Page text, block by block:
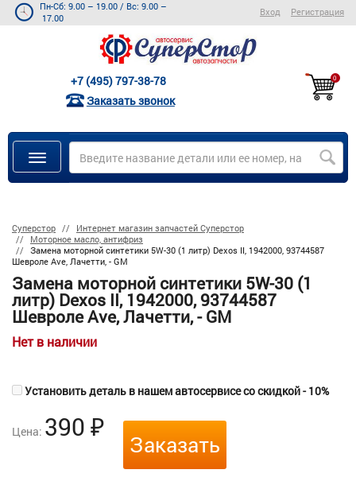
Пн-Сб: 9.00 – 19.00 / Вс: 9.00 –
17.00
Вход Регистрация
+7 (495) 797-38-78
Заказать звонок
0
Суперстор
Интернет магазин запчастей Суперстор
Моторное масло, антифриз
Замена моторной синтетики 5W-30 (1 литр) Dexos II, 1942000, 93744587
Шевроле Ave, Лачетти, - GM
Замена моторной синтетики 5W-30 (1
литр) Dexos II, 1942000, 93744587
Шевроле Ave, Лачетти, - GM
Нет в наличии
Установить деталь в нашем автосервисе со скидкой - 10%
Цена: 390 ₽
Заказать